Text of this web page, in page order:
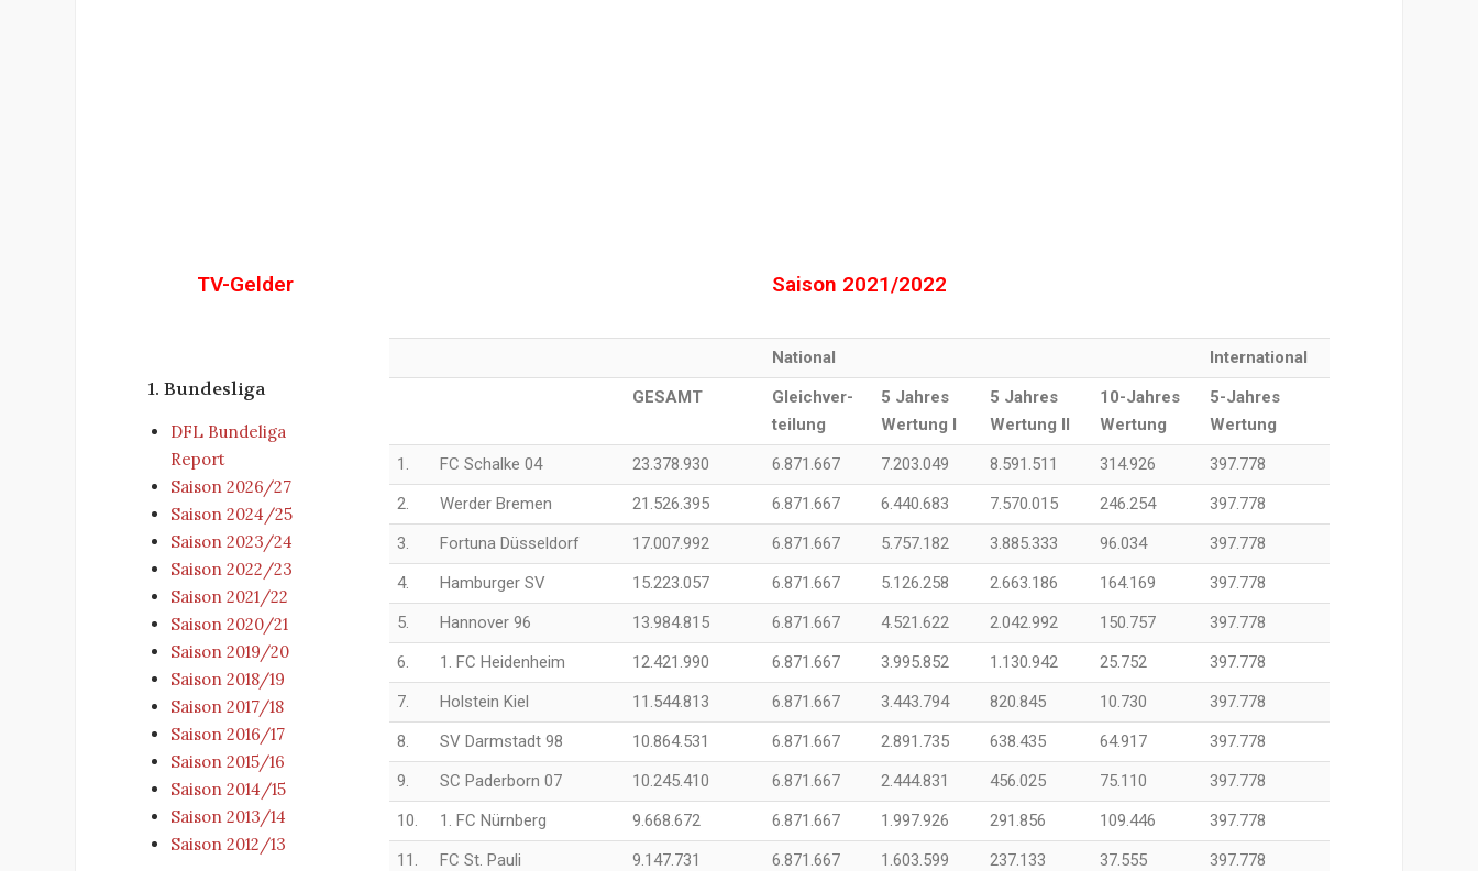
TV-Gelder
1. Bundesliga
DFL Bundeliga
Report
Saison 2026/27
Saison 2024/25
Saison 2023/24
Saison 2022/23
Saison 2021/22
Saison 2020/21
Saison 2019/20
Saison 2018/19
Saison 2017/18
Saison 2016/17
Saison 2015/16
Saison 2014/15
Saison 2013/14
Saison 2012/13
Saison 2021/2022
National
International
GESAMT
Gleichver-
teilung
5 Jahres
Wertung I
5 Jahres
Wertung II
10-Jahres
Wertung
5-Jahres
Wertung
1.
FC Schalke 04 23.378.930 6.871.667 7.203.049 8.591.511 314.926
397.778
2.
Werder Bremen 21.526.395 6.871.667 6.440.683 7.570.015 246.254
397.778
3.
Fortuna Düsseldorf 17.007.992 6.871.667 5.757.182 3.885.333 96.034
397.778
4.
Hamburger SV 15.223.057 6.871.667 5.126.258 2.663.186 164.169
397.778
5.
Hannover 96 13.984.815 6.871.667 4.521.622 2.042.992 150.757
397.778
6.
1. FC Heidenheim 12.421.990 6.871.667 3.995.852 1.130.942 25.752
397.778
7.
Holstein Kiel 11.544.813 6.871.667 3.443.794 820.845 10.730
397.778
8.
SV Darmstadt 98 10.864.531 6.871.667 2.891.735 638.435 64.917
397.778
9.
SC Paderborn 07 10.245.410 6.871.667 2.444.831 456.025 75.110
397.778
10.
1. FC Nürnberg 9.668.672 6.871.667 1.997.926 291.856 109.446
397.778
11.
FC St. Pauli 9.147.731 6.871.667 1.603.599 237.133 37.555
397.778